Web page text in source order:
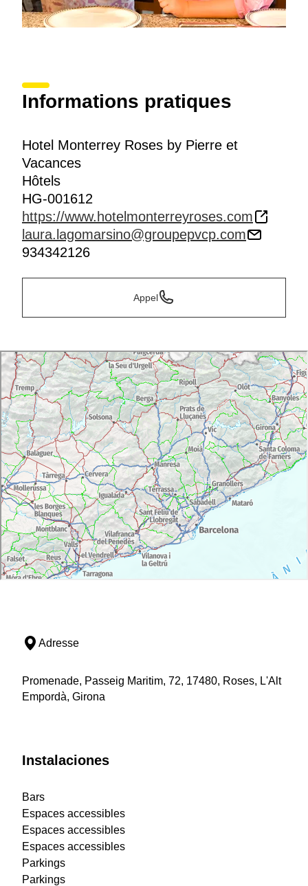
Informations pratiques
Hotel Monterrey Roses by Pierre et
Vacances
Hôtels
HG-001612
https://www.hotelmonterreyroses.com
laura.lagomarsino@groupepvcp.com
934342126
Appel
Adresse
Promenade, Passeig Maritim, 72, 17480, Roses, L'Alt
Empordà, Girona
Instalaciones
Bars
Espaces accessibles
Espaces accessibles
Espaces accessibles
Parkings
Parkings